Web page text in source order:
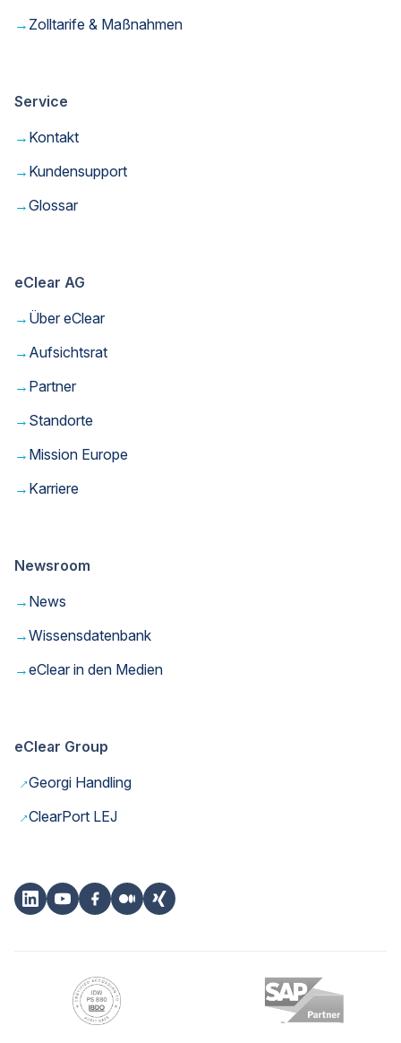
→ Zolltarife & Maßnahmen
Service
→ Kontakt
→ Kundensupport
→Glossar
eClear AG
→ Über eClear
→ Aufsichtsrat
→ Partner
→ Standorte
→ Mission Europe
→ Karriere
Newsroom
→ News
→Wissensdatenbank
→eClear in den Medien
eClear Group
→Georgi Handling
→ClearPort LEJ